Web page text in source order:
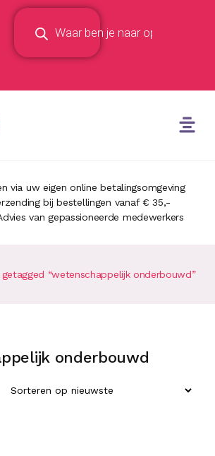
via uw eigen online betalingsomgeving
bij bestellingen vanaf € 35,-
van gepassioneerde medewerkers
“wetenschappelijk onderbouwd”
onderbouwd